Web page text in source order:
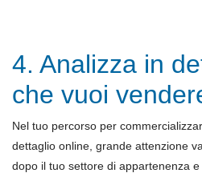
4. Analizza in
che vuoi
Nel tuo percorso per
dettaglio online, grande attenzione
dopo il tuo settore di appartenenza